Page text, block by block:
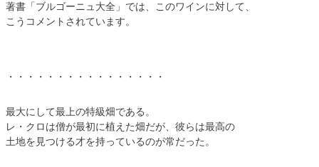
著書「ブルゴーニュ大全」では、このワインに対して、
こうコメントされています。
・・・・・・・・・・・・・・・・
最大にして最上の特級畑である。
レ・クロは僧が最初に植えた畑だが、彼らは最高の
土地を見つける才を持っているのが常だった。